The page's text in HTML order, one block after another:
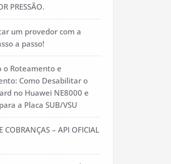
PRESSÃO.
um provedor com a
a passo!
o Roteamento e
Como Desabilitar o
no Huawei NE8000 e
a Placa SUB/VSU
COBRANÇAS – API OFICIAL